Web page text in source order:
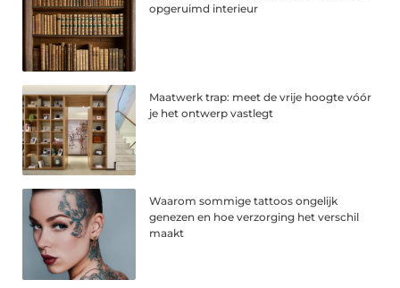
opgeruimd interieur
Maatwerk trap: meet de vrije hoogte vóór
je het ontwerp vastlegt
Waarom sommige tattoos ongelijk
genezen en hoe verzorging het verschil
maakt